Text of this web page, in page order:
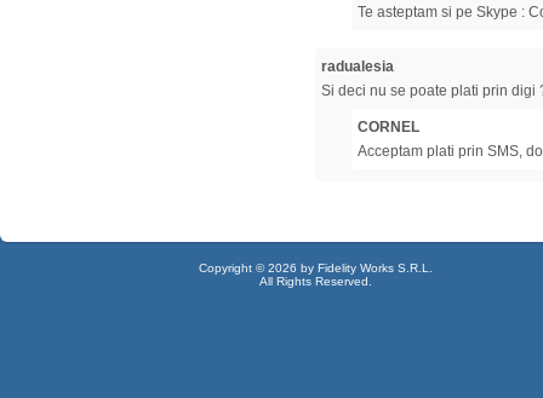
Te asteptam si pe Skype :
radualesia
Si deci nu se poate plati prin digi
CORNEL
Acceptam plati prin SMS,
Copyright © 2026 by Fidelity Works S.R.L.
All Rights Reserved.